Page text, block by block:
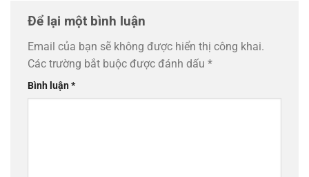
Để lại một bình luận
Email của bạn sẽ không được hiển thị công khai.
Các trường bắt buộc được đánh dấu *
Bình luận*